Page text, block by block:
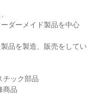
ダーメイド製品を中心
品を製造、販売をしてい
チック部品
商品